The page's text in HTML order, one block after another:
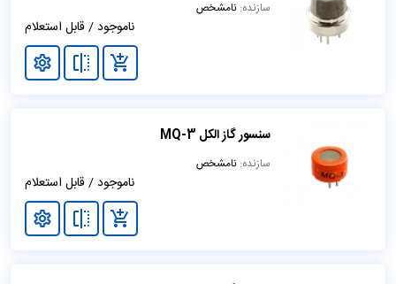
سازنده: نامشخص
ناموجود / قابل استعلام
سنسور گاز الکل MQ-3
سازنده: نامشخص
ناموجود / قابل استعلام